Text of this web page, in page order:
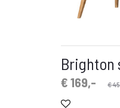
Brighton
€
Oorspronkelijke
€169,-
Huidige
prijs